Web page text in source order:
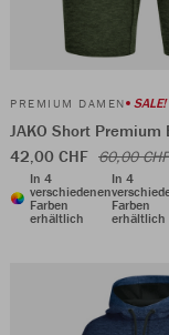
PREMIUM DAMEN SALE!
JAKO Short Premium
42,00 CHF 60,00 CHF
In 4
verschiedenen
Farben
erhältlich
In 4
Farben
erhältlich